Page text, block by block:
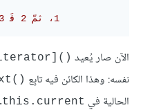
الآن صار يُعيد
نفسه: وهذا الكائن فيه تابِع
الحالية في this.current